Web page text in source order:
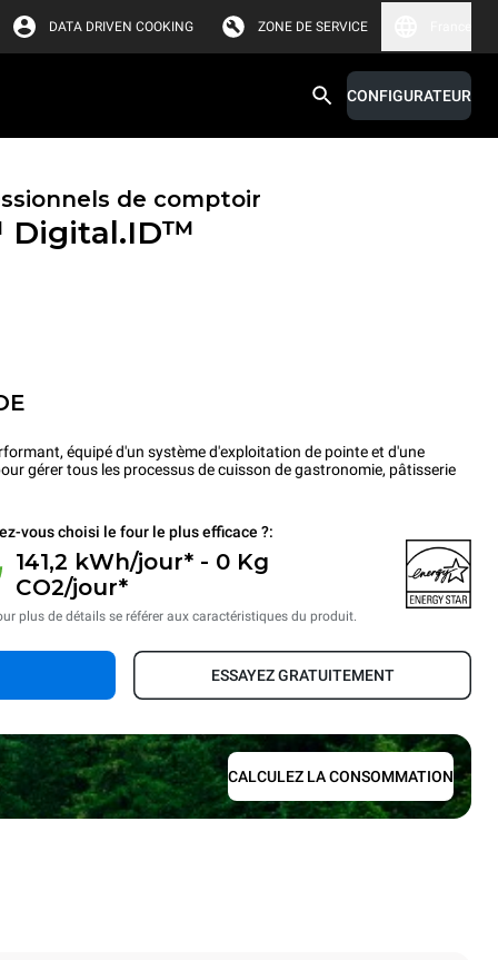
DATA DRIVEN COOKING ZONE DE SERVICE
CONFIGURATEUR
de comptoir
Digital.ID™
équipé d'un système d'exploitation de pointe et d'une
gérer tous les processus de cuisson de gastronomie, pâtisserie
vous choisi le four le plus efficace ?:
141,2 kWh/jour* - 0 Kg
CO2/jour*
plus de détails se référer aux caractéristiques du produit.
ESSAYEZ GRATUITEMENT
CALCULEZ LA CONSOMMATION